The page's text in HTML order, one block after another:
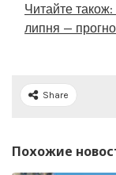
Читайте також:
липня —
Share
Похожие